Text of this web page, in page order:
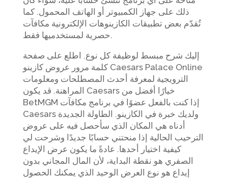
ذلك على جهاز الكمبيوتر أو الهاتف المحمول. كما
تُقدّم بعض تطبيقات الكازينوهات الإلكترونية مكافآت
حصرية لمستخدميها فقط.
إليك شرح مبسط لوظيفة كل نوع. اطلع على صفحة
كلمة مرور عروض كازينو Caesars Palace Online
الترويجية لمعرفة أحدث المصطلحات ومعلومات
المراهنة. قد يكون Caesars خيارًا أفضل من
BetMGM إذا كنت بالفعل عضوًا في برنامج مكافآت
Caesars ولديك خبرة في الكازينو. الطاولة الجديدة
أدناه هي المكان الذي سأحصل فيه على عروض
الترحيب الحالية إذا منحتني حسابًا جديدًا وشرحت لي
كيفية اختيار أحدها. عادةً ما يكون عرض الإيداع
الصفري هو نقطة البداية، لأن المال المجاني بدون
إيداع هو نوع العرض الوحيد الذي يمكنك الحصول